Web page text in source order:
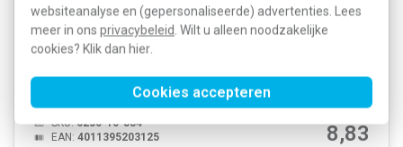
websiteanalyse en (gepersonaliseerde) advertenties. Lees
meer in ons privacybeleid . Wilt u alleen noodzakelijke
cookies? Klik dan hier
Cookies accepteren
Busch-Jaeger Future Linear studiowit mat afdekking zonder opdruk
voor bedieningselement flex 1-voudig. Niet geschikt als schakelwip
bedieningselementen die wel geschikt zijn.Meer informatie »
8,83
Artikelnummer:443944
SKU:6230-10-884
EAN: 4011395203125